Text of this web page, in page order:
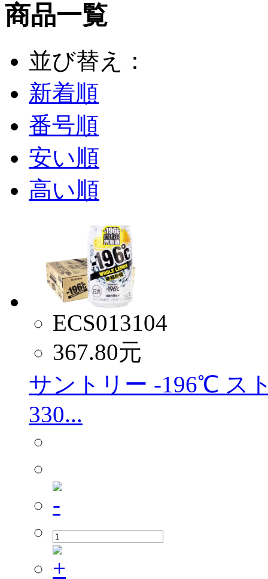
商品一覧
並び替え：
新着順
番号順
安い順
高い順
ECS013104
367.80元
サントリー -196℃ ス
330...